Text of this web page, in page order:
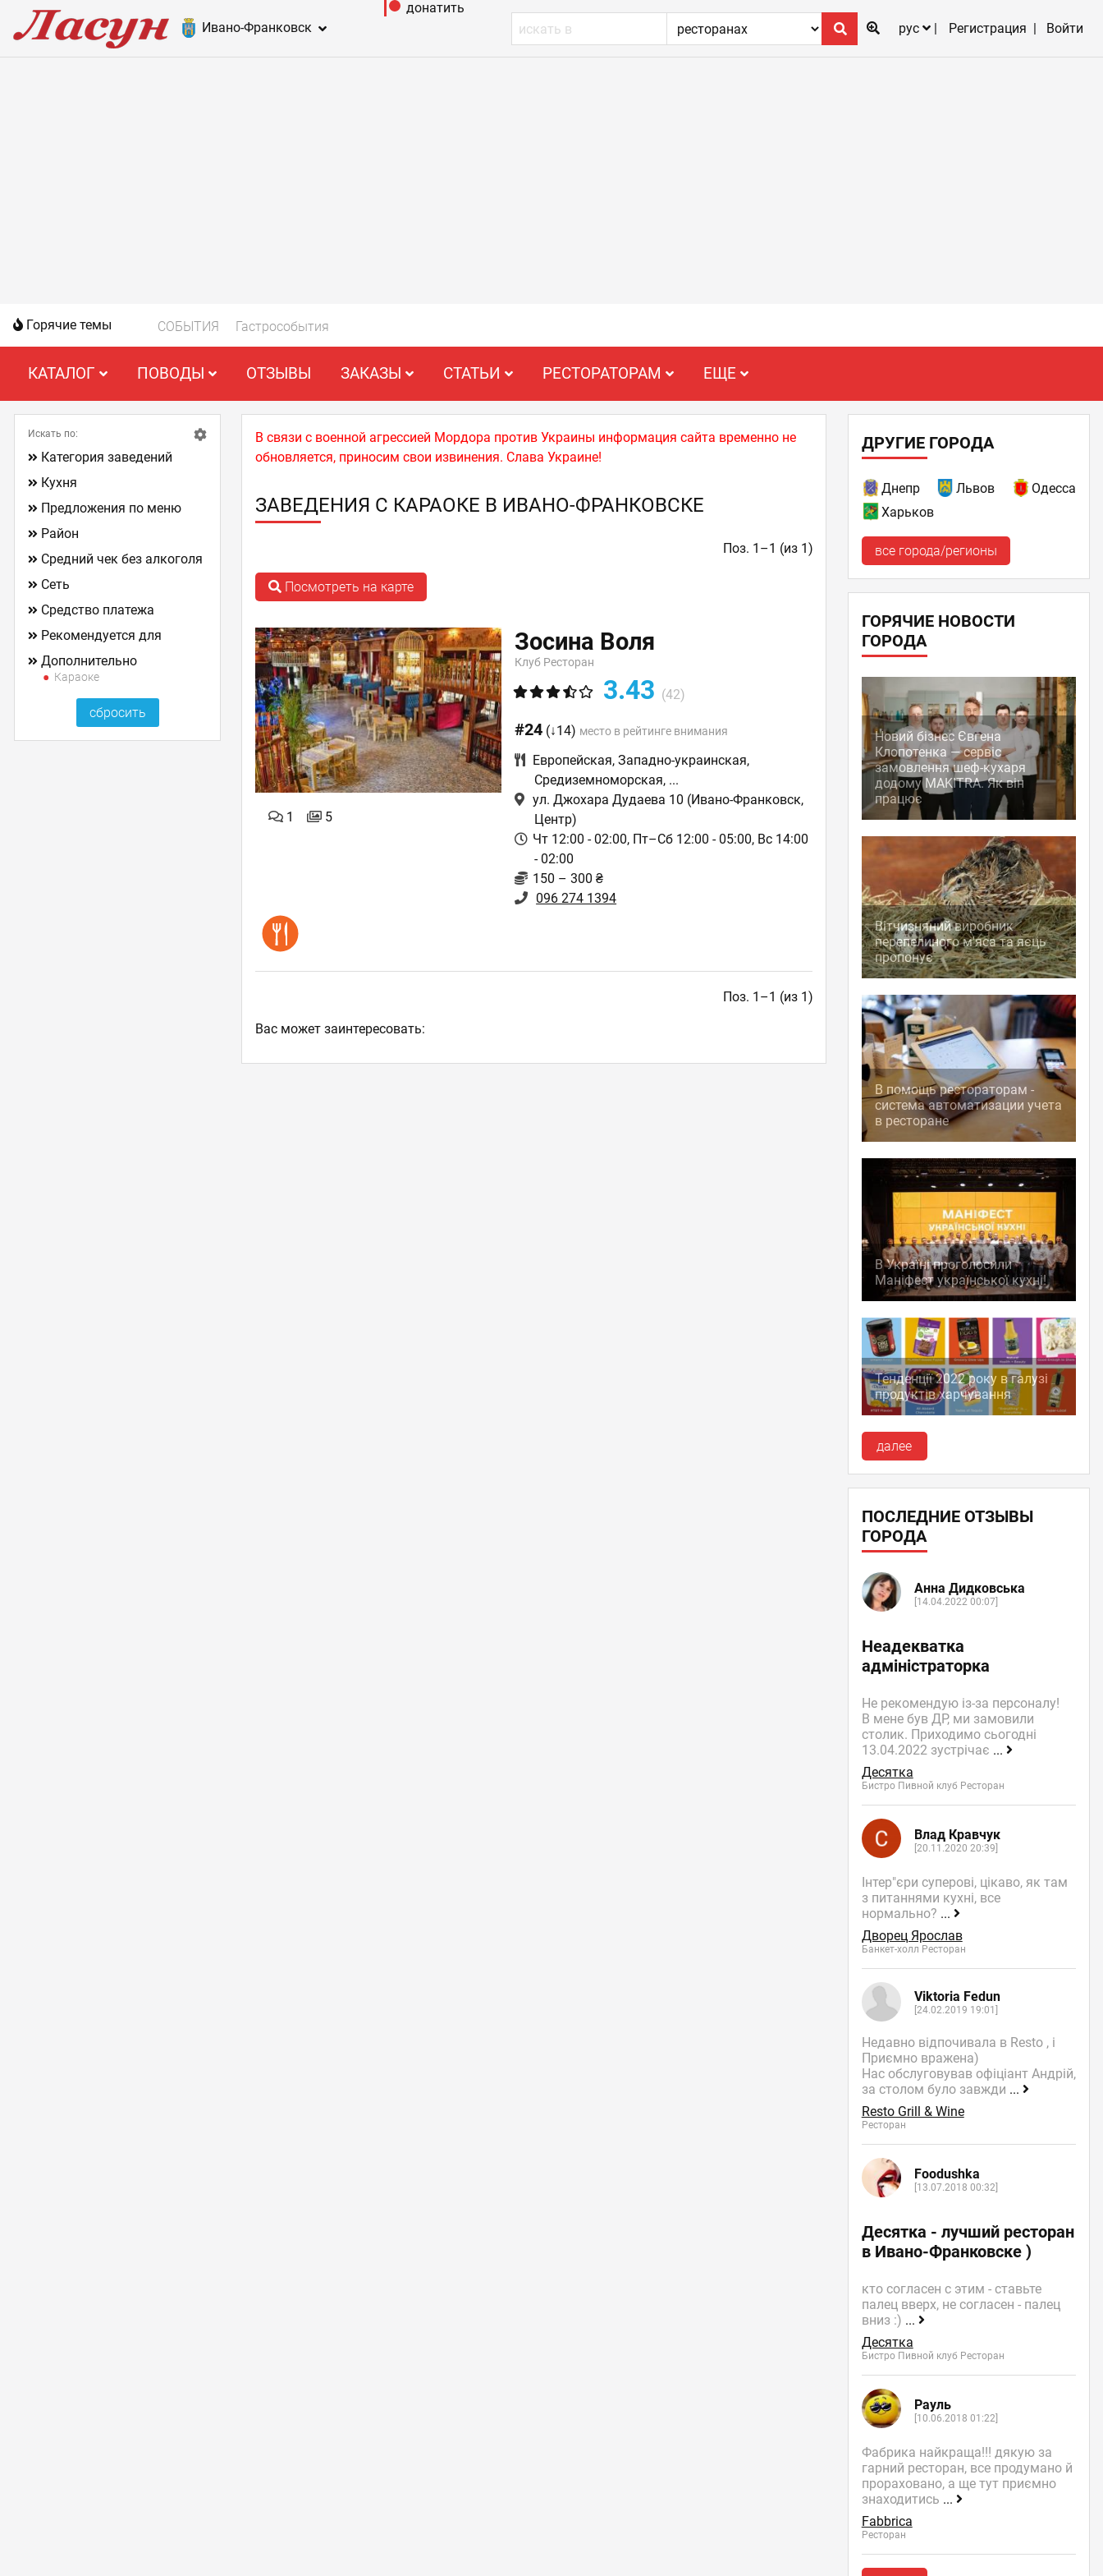
Ивано-Франковск
донатить
рус
Регистрация Войти
Горячие темы СОБЫТИЯ Гастрособытия
КАТАЛОГ ПОВОДЫ ОТЗЫВЫ ЗАКАЗЫ СТАТЬИ РЕСТОРАТОРАМ ЕЩЕ
В связи с военной агрессией Мордора против Украины информация сайта временно не
обновляется, приносим свои извинения. Слава Украине!
ЗАВЕДЕНИЯ С КАРАОКЕ В ИВАНО-ФРАНКОВСКЕ
Поз. 1–1 (из 1)
Посмотреть на карте
1 5
Зосина Воля
Клуб Ресторан
3.43 (42)
#24 (↓14) место в рейтинге внимания
Европейская,Западно-украинская,
Средиземноморская, ...
ул. Джохара Дудаева 10 (Ивано-Франковск,
Центр)
Чт 12:00 - 02:00, Пт–Сб 12:00 - 05:00, Вс 14:00
- 02:00
150 – 300 ₴
096 274 1394
Поз. 1–1 (из 1)
Искать по:
Категория заведений
Кухня
Предложения по меню
Район
Средний чек без алкоголя
Сеть
Средство платежа
Рекомендуется для
Дополнительно
Караоке
Ваc может заинтересовать:
ДРУГИЕ ГОРОДА
Днепр Львов
Одесса
Харьков
все города/регионы
ГОРЯЧИЕ НОВОСТИ
ГОРОДА
Новий бізнес Євгена
Клопотенка — сервіс
замовлення шеф-кухаря
додому MAKITRA. Як він
працює
Вітчизняний виробник
перепелиного м'яса та яєць
пропонує
В помощь рестораторам -
система автоматизации учета
в ресторане
В Україні проголосили
Маніфест української кухні!
Тенденції 2022 року в галузі
продуктів харчування
далее
ПОСЛЕДНИЕ ОТЗЫВЫ
ГОРОДА
Анна Дидковська
[14.04.2022 00:07]
Неадекватка
адміністраторка
Не рекомендую із-за персоналу!
В мене був ДР, ми замовили
столик. Приходимо сьогодні
13.04.2022 зустрічає ...
Десятка
Бистро Пивной клуб Ресторан
Влад Кравчук
[20.11.2020 20:39]
Інтер"єри суперові, цікаво, як там
з питаннями кухні, все
нормально? ...
Дворец Ярослав
Банкет-холл Ресторан
Viktoria Fedun
[24.02.2019 19:01]
Недавно відпочивала в Resto , і
Приємно вражена)
Нас обслуговував офіціант Андрій,
за столом було завжди ...
Resto Grill & Wine
Ресторан
Foodushka
[13.07.2018 00:32]
Десятка - лучший ресторан
в Ивано-Франковске )
кто согласен с этим - ставьте
палец вверх, не согласен - палец
вниз :) ...
Десятка
Бистро Пивной клуб Ресторан
Рауль
[10.06.2018 01:22]
Фабрика найкраща!!! дякую за
гарний ресторан, все продумано й
прораховано, а ще тут приємно
знаходитись ...
Fabbrica
Ресторан